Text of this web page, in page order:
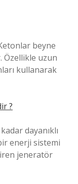
beyne
Özellikle uzun
kullanarak
?
dayanıklı
enerji sistemi
jeneratör